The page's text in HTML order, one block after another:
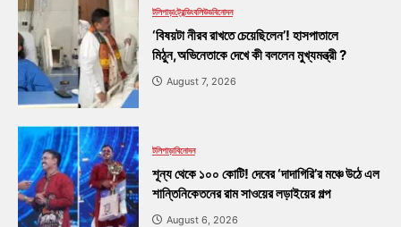
টলিপাড়াট্রেন্ডিংবলিউডবিনোদন
‘বিষয়টা নীরব রাখতে চেয়েছিলেন’! হাসপাতালে
মিঠুন,অভিনেতাকে দেখে কী বললেন মুখ্যমন্ত্রী ?
August 7, 2026
টলিপাড়াবিনোদন
শূন্য থেকে ১০০ কোটি! দেবের ‘দাদাগিরি’র মঞ্চে উঠে এল
শান্তিনিকেতনের রাম সাওয়ের লড়াইয়ের গল্প
August 6, 2026